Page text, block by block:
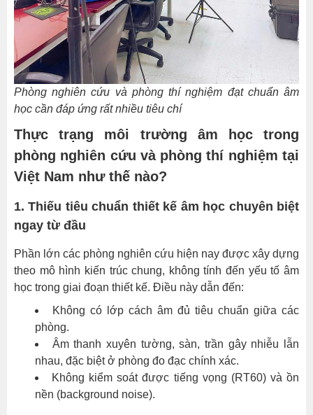
Thiếu
quy
trình
khảo
sát
và
đánh
âm
học
định
5.
Hiểu
sai
niệm
cách
âm
và
tiêu
âm
Phòng nghiên cứu và phòng thí nghiệm đạt chuẩn âm
học cần đáp ứng rất nhiều tiêu chí
Thực trạng môi trường âm học trong
phòng nghiên cứu và phòng thí nghiệm tại
Việt Nam như thế nào?
1. Thiếu tiêu chuẩn thiết kế âm học chuyên biệt
ngay từ đầu
Phần lớn các phòng nghiên cứu hiện nay được xây dựng
theo mô hình kiến trúc chung, không tính đến yếu tố âm
học trong giai đoạn thiết kế. Điều này dẫn đến:
Không có lớp cách âm đủ tiêu chuẩn giữa các
phòng.
Âm thanh xuyên tường, sàn, trần gây nhiễu lẫn
nhau, đặc biệt ở phòng đo đạc chính xác.
Không kiểm soát được tiếng vọng (RT60) và ồn
nền (background noise).